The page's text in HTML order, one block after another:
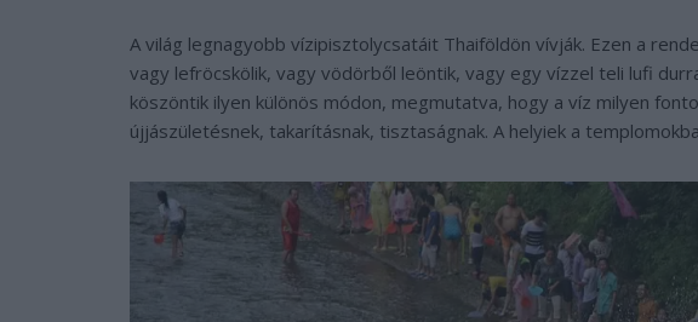
A világ legnagyobb vízipisztolycsatáit Thaiföldön vívják. Ezen a
vagy lefröcskölik, vagy vödörből leöntik, vagy egy vízzel teli lufi
köszöntik ilyen különös módon, megmutatva, hogy a víz milyen
újjászületésnek, takarításnak, tisztaságnak. A helyiek a